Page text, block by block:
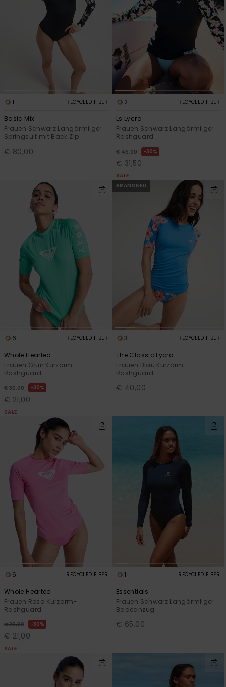
1 RECYCLED FIBER
Basic Mix
Frauen Schwarz Langärmliger
Springsuit mit Back Zip
€ 80,00
2 RECYCLED FIBER
Ls Lycra
Frauen Schwarz Langärmliger
Rashguard
€ 45,00 30%
€ 31,50
SALE
6 RECYCLED FIBER
Whole Hearted
Frauen Grün Kurzarm-
Rashguard
€ 30,00 30%
€ 21,00
SALE
BRANDNEU
3 RECYCLED FIBER
The Classic Lycra
Frauen Blau Kurzarm-
Rashguard
€ 40,00
6 RECYCLED FIBER
Whole Hearted
Frauen Rosa Kurzarm-
Rashguard
€ 30,00 30%
€ 21,00
SALE
1 RECYCLED FIBER
Essentials
Frauen Schwarz Langärmliger
Badeanzug
€ 65,00